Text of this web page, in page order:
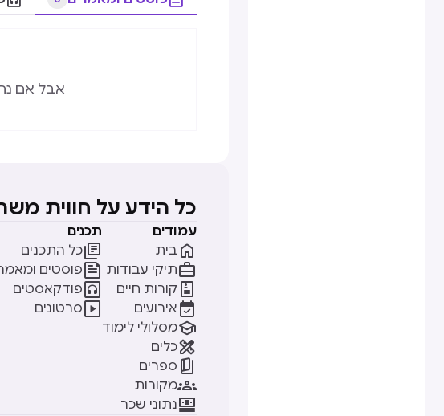
אבל אם
כל הידע על חווית
עמודים
בית 
תיקי עבודות
קורות חיים 
אירועים 
מסלולי לימוד
כלים
ספרים 
מקורות
נתוני שכר
תכנים
כל התכנים
פוסטים
פודקאסטים
סרטונים